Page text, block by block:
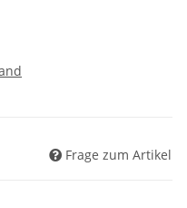
Frage zum Artikel